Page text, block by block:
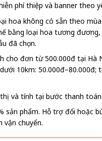
phí thiệp và banner theo
hoa không có sẵn theo
bằng loại hoa tương
đã chọn.
cho đơn từ 500.000đ tại Hà
10km: 50.000đ–80.000đ;
và tính tại bước thanh toán.
sản phẩm. Hỗ trợ đổi hoặc
vận chuyển.